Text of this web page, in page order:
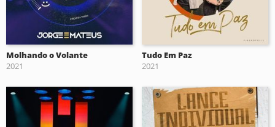
Molhando o Volante
2021
Tudo Em Paz
2021